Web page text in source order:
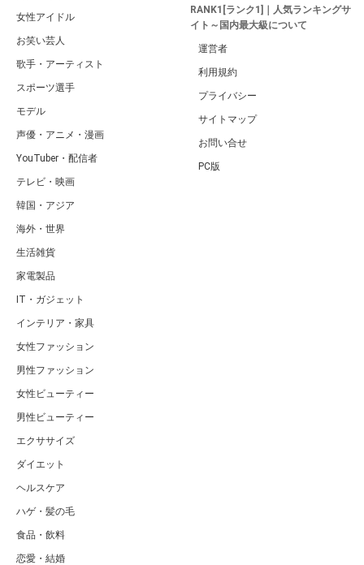
女性アイドル
お笑い芸人
歌手・アーティスト
スポーツ選手
モデル
声優・アニメ・漫画
YouTuber・配信者
テレビ・映画
韓国・アジア
海外・世界
生活雑貨
家電製品
IT・ガジェット
インテリア・家具
女性ファッション
男性ファッション
女性ビューティー
男性ビューティー
エクササイズ
ダイエット
ヘルスケア
ハゲ・髪の毛
食品・飲料
恋愛・結婚
RANK1[ランク1]｜人気ランキングサ
イト～国内最大級について
運営者
利用規約
プライバシー
サイトマップ
お問い合せ
PC版